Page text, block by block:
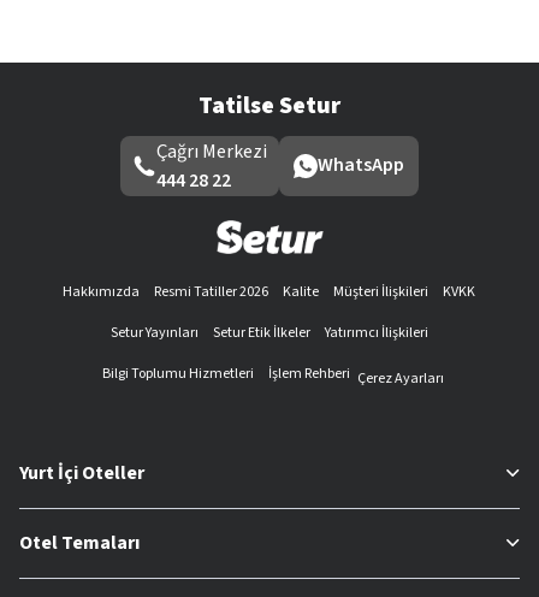
Tatilse Setur
Çağrı Merkezi
444 28 22
WhatsApp
Hakkımızda Resmi Tatiller 2026 Kalite Müşteri İlişkileri
KVKK
Setur Yayınları
Setur Etik İlkeler
Yatırımcı İlişkileri
Bilgi Toplumu Hizmetleri
İşlem Rehberi Çerez Ayarları
Yurt İçi Oteller
Otel Temaları